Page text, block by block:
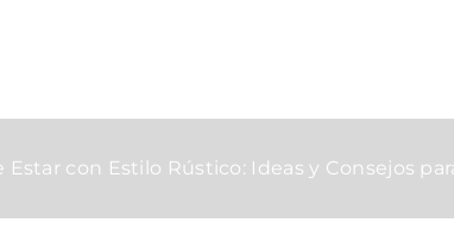
Estar con Estilo Rústico: Ideas y Consejos